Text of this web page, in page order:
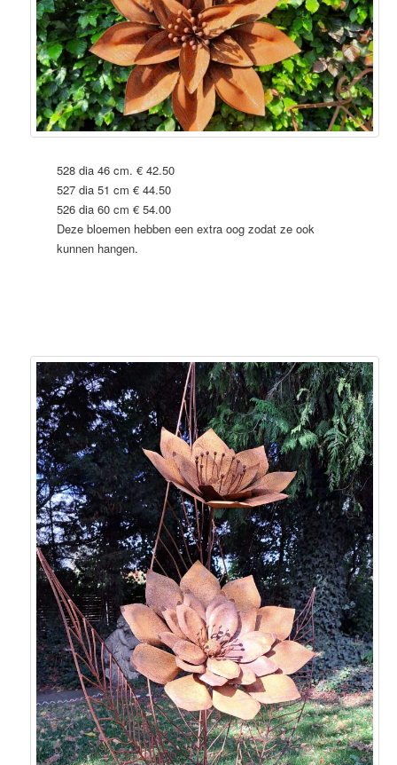
528 dia 46 cm. € 42.50
527 dia 51 cm € 44.50
526 dia 60 cm € 54.00
Deze bloemen hebben een extra oog zodat ze ook
kunnen hangen.